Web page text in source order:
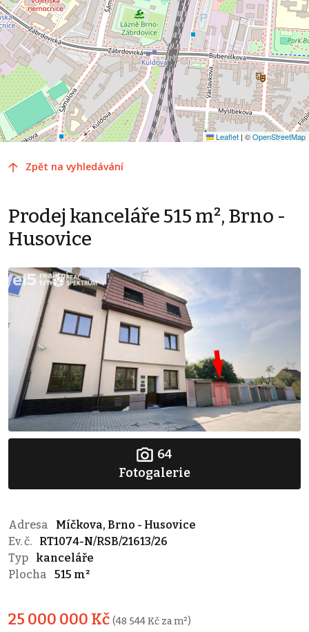
Leaflet | ©OpenStreetMap
Zpět na vyhledávání
Prodej kanceláře 515 m², Brno -
Husovice
64
Fotogalerie
Adresa
Míčkova, Brno - Husovice
Ev. č.
RT1074-N/RSB/21613/26
Typ
kanceláře
Plocha
515 m²
25 000 000 Kč (48 544 Kč za m²)